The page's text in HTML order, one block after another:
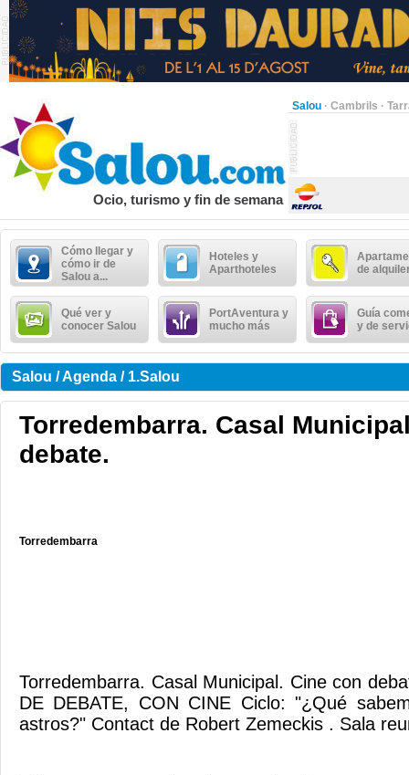
Salou · Cambrils ·
Ocio, turismo y fin de semana
Cómo llegar y
cómo ir de
Salou a...
Hoteles y
Aparthoteles
de
Qué ver y
conocer Salou
PortAventura y
mucho más
Guía
y de
Salou / Agenda / 1.Salou
Torredembarra. Casal
debate.
Torredembarra
Torredembarra. Casal Municipal. Cine con
DE DEBATE, CON CINE Ciclo: "¿Qué
astros?" Contact de Robert Zemeckis . Sala